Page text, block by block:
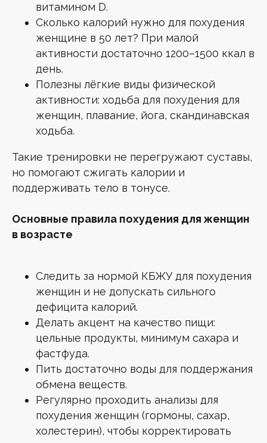
витамином D.
Сколько калорий нужно для похудения
женщине в 50 лет? При малой
активности достаточно 1200–1500 ккал в
день.
Полезны лёгкие виды физической
активности: ходьба для похудения для
женщин, плавание, йога, скандинавская
ходьба.
Такие тренировки не перегружают суставы,
но помогают сжигать калории и
поддерживать тело в тонусе.
Основные правила похудения для женщин
в возрасте
Следить за нормой КБЖУ для похудения
женщин и не допускать сильного
дефицита калорий.
Делать акцент на качество пищи:
цельные продукты, минимум сахара и
фастфуда.
Пить достаточно воды для поддержания
обмена веществ.
Регулярно проходить анализы для
похудения женщин (гормоны, сахар,
холестерин), чтобы корректировать